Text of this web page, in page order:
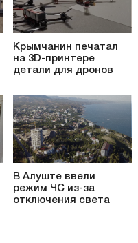
Крымчанин печатал
на 3D-принтере
детали для дронов
В Алуште ввели
режим ЧС из-за
отключения света